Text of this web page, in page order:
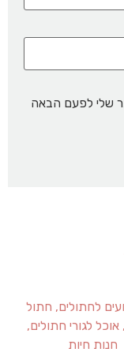
שלי לפעם הבאה